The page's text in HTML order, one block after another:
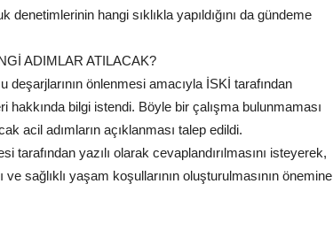
hangi sıklıkla yapıldığını da gündeme
ADIMLAR ATILACAK?
deşarjlarının önlenmesi amacıyla İSKİ tarafından
hakkında bilgi istendi. Böyle bir çalışma bulunmaması
acil adımların açıklanması talep edildi.
yazılı olarak cevaplandırılmasını isteyerek,
sağlıklı yaşam koşullarının oluşturulmasının önemine